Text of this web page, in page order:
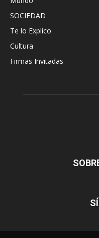
SOCIEDAD
Te lo Explico
Cultura
Firmas Invitadas